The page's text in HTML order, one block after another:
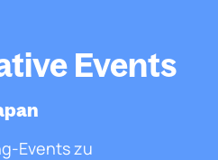
Events
Events zu